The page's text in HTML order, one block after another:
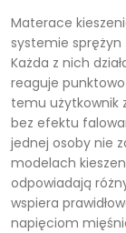
Materace
systemie
Każda z nich
reaguje
temu użytkownik
bez efektu
jednej osoby nie
modelach
odpowiadają
wspiera
napięciom